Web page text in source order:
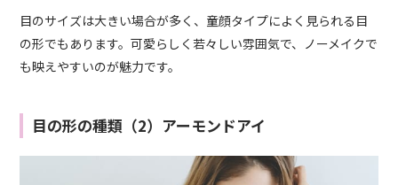
目のサイズは大きい場合が多く、童顔タイプによく見られる目
の形でもあります。可愛らしく若々しい雰囲気で、ノーメイクで
も映えやすいのが魅力です。
目の形の種類（2）アーモンドアイ